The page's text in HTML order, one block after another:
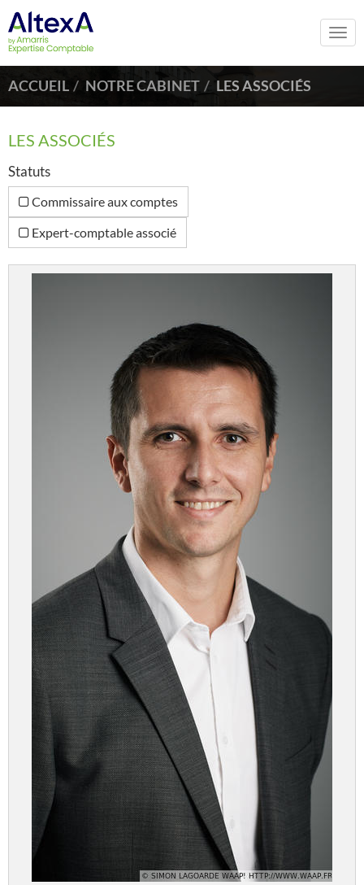
ACCUEIL NOTRE CABINET LES ASSOCIÉS
LES ASSOCIÉS
Statuts
Commissaire aux comptes
Expert-comptable associé